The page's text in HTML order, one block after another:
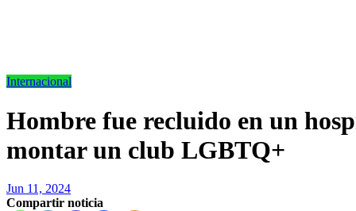
Internacional
Hombre fue recluido en un
montar un club LGBTQ+
Jun 11, 2024
Compartir noticia